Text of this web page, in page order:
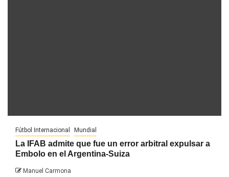
Fútbol Internacional Mundial
La IFAB admite que fue un error arbitral expulsar a
Embolo en el Argentina-Suiza
Manuel Carmona